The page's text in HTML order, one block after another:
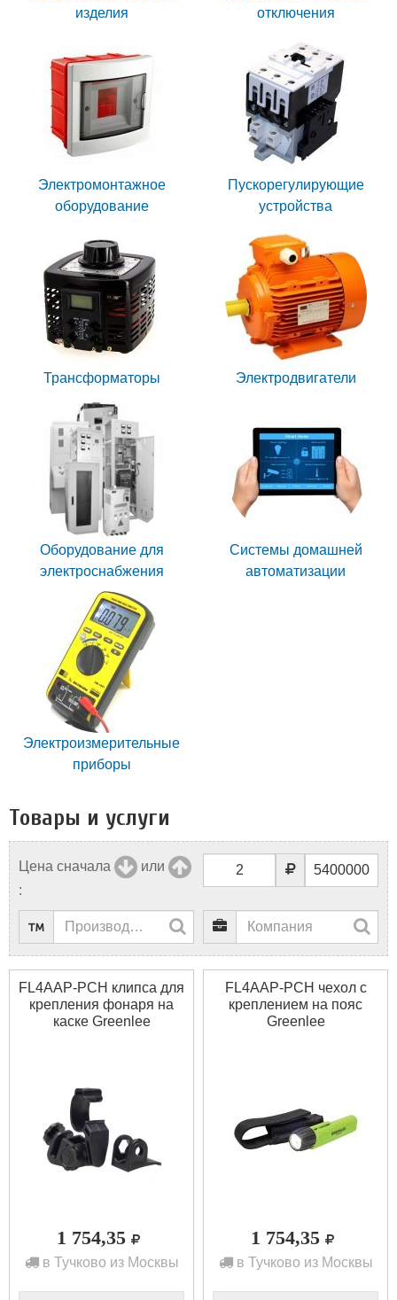
изделия
отключения
Электромонтажное
оборудование
Пускорегулирующие
устройства
Трансформаторы Электродвигатели
Оборудование для
электроснабжения
Системы домашней
автоматизации
Электроизмерительные
приборы
Товары и услуги
Цена сначала
или
:
FL4AAP-PCH клипса для
крепления фонаря на
каске Greenlee
1 754,35
в Тучково из Москвы
FL4AAP-PCH чехол с
креплением на пояс
Greenlee
1 754,35
в Тучково из Москвы